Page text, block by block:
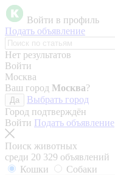
Войти в профиль
Подать объявление
Нет результатов
Войти
Москва
Ваш город Москва?
Да
Выбрать город
Город подтверждён
Войти Подать объявление
Поиск животных
среди 20 329 объявлений
Кошки
Собаки